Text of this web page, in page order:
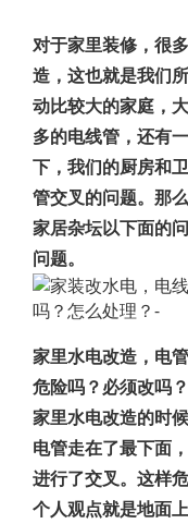
对于家里装修，很
造，这也就是我们
动比较大的家庭，
多的电线管，还有
下，我们的厨房和
管交叉的问题。那
家居杂坛以下面的
问题。
家里水电改造，电
危险吗？必须改吗？
家里水电改造的时
电管走在了最下面
进行了交叉。这样
个人观点就是地面